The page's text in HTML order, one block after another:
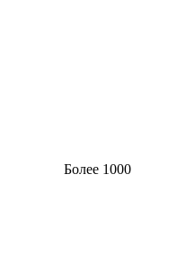
Более 1000